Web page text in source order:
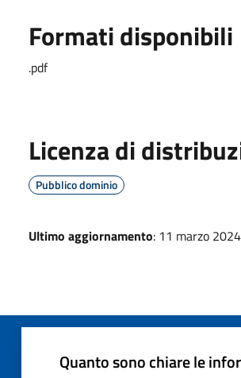
Formati disponibili
.pdf
Licenza di
Pubblico dominio
Ultimo aggiornamento: 11 marzo
Quanto sono chiare le